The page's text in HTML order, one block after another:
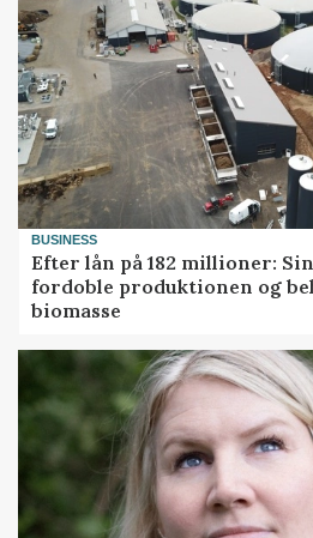
BUSINESS
Efter lån på 182 millioner:
fordoble produktionen og
biomasse